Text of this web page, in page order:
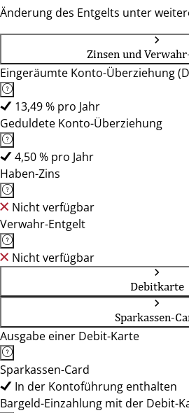
Änderung des Entgelts unter
Zinsen und
Eingeräumte Konto-Überziehung
13,49 % pro Jahr
Geduldete Konto-Überziehung
4,50 % pro Jahr
Haben-Zins
Nicht verfügbar
Verwahr-Entgelt
Nicht verfügbar
Debitkarte
Sparkassen-
Ausgabe einer Debit-Karte
Sparkassen-Card
In der Kontoführung enthalten
Bargeld-Einzahlung mit der Debit-